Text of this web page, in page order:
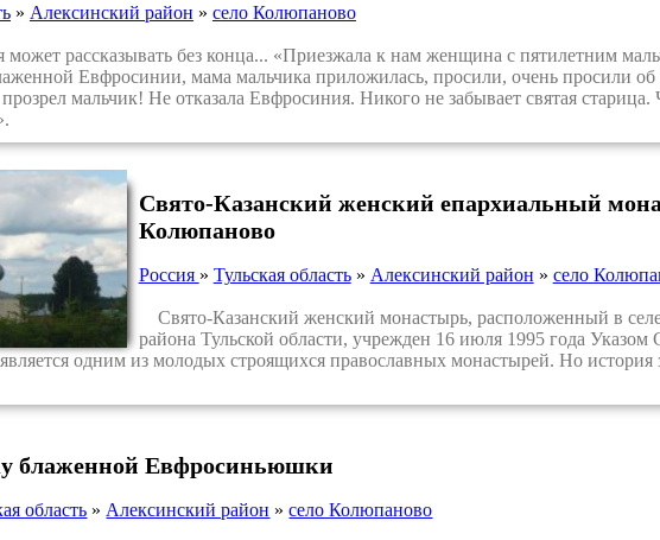
» Алексинский район » село Колюпаново
рассказывать без конца... «Приезжала к нам женщина с пятилетним
Евфросинии, мама мальчика приложилась, просили, очень просили
мальчик! Не отказала Евфросиния. Никого не забывает святая старица.
Свято-Казанский женский епархиальный
Колюпаново
Россия » Тульская область» Алексинский район » село
Свято-Казанский женский монастырь, расположенный в
района Тульской области, учрежден 16 июля 1995 года Указом
одним из молодых строящихся православных монастырей. Но история
блаженной Евфросиньюшки
область » Алексинский район »село Колюпаново